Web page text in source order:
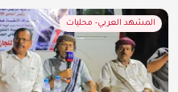
المشهد العربي- محليات